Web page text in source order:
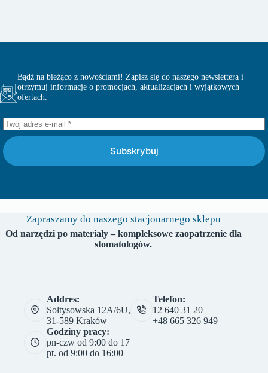
Bądź na bieżąco z nowościami! Zapisz się do naszego newslettera i
otrzymuj informacje o promocjach, aktualizacjach i wyjątkowych
ofertach.
Subskrybuj
Zapraszamy do naszego stacjonarnego sklepu
Od narzędzi po materiały – kompleksowe zaopatrzenie dla
stomatologów.
Addres:
Sołtysowska 12A/6U,
31-589 Kraków
Telefon:
12 640 31 20
+48 665 326 949
Godziny pracy:
pn-czw od 9:00 do 17
pt. od 9:00 do 16:00